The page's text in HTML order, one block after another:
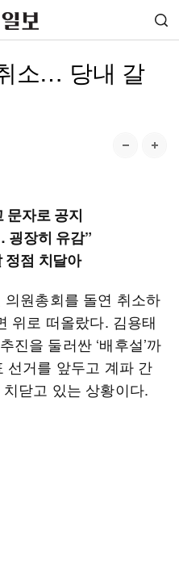
소… 당내 갈
문자로 공지
굉장히 유감”
정점 치달아
원총회를 돌연 취소하
위로 떠올랐다. 김용태
진을 둘러싼 ‘배후설’까
선거를 앞두고 계파 간
닫고 있는 상황이다.